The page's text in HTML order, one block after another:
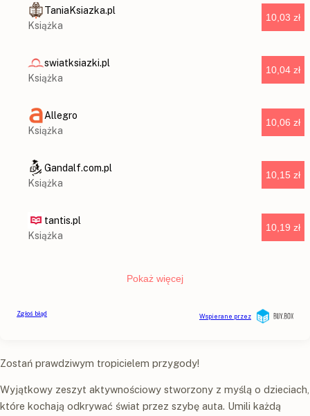
Zostań prawdziwym tropicielem przygody!
Wyjątkowy zeszyt aktywnościowy stworzony z myślą o dzieciach,
które kochają odkrywać świat przez szybę auta. Umili każdą